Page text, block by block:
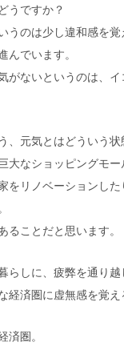
うですか？
うのは少し違和感を覚
んでいます。
がないというのは、
、元気とはどういう状
大なショッピングモー
をリノベーションし
ることだと思います。
らしに、疲弊を通り越
済圏に虚無感を覚え
圏。